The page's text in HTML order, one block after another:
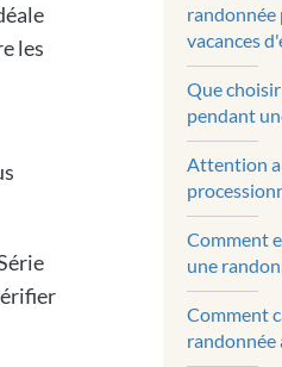
les
randonnée
vacances
Que
pendant
Attention
Comment
une
Comment
randonnée